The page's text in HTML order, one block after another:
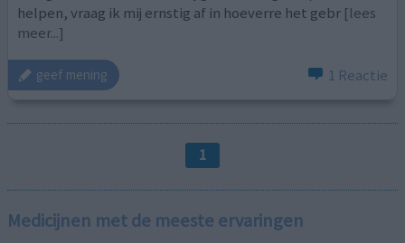
helpen, vraag ik mij ernstig af in hoeverre het gebr [lees
meer...]
geef mening 1 Reactie
1
Medicijnen met de meeste ervaringen